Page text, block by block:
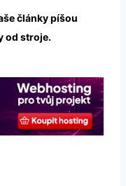
články píšou
od stroje.